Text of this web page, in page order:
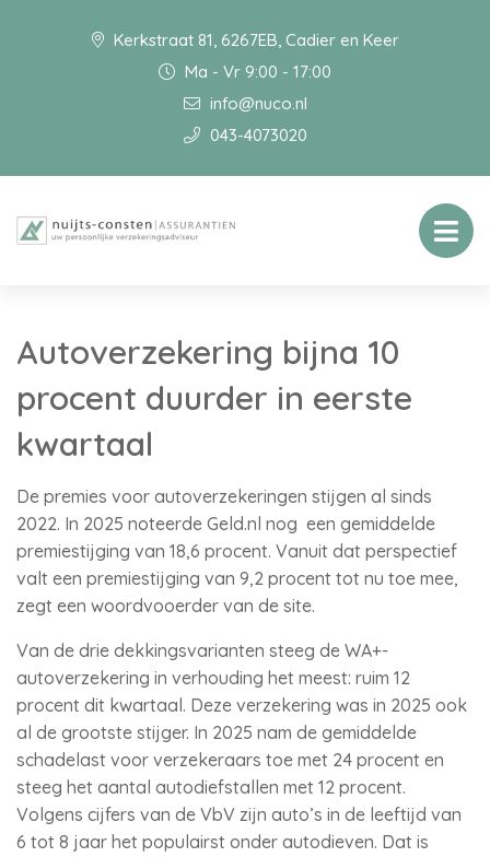
Kerkstraat 81, 6267EB, Cadier en Keer
Ma - Vr 9:00 - 17:00
info@nuco.nl
043-4073020
Autoverzekering bijna 10
procent duurder in eerste
kwartaal
De premies voor autoverzekeringen stijgen al sinds
2022. In 2025 noteerde Geld.nl nog een gemiddelde
premiestijging van 18,6 procent. Vanuit dat perspectief
valt een premiestijging van 9,2 procent tot nu toe mee,
zegt een woordvooerder van de site.
Van de drie dekkingsvarianten steeg de WA+-
autoverzekering in verhouding het meest: ruim 12
procent dit kwartaal. Deze verzekering was in 2025 ook
al de grootste stijger. In 2025 nam de gemiddelde
schadelast voor verzekeraars toe met 24 procent en
steeg het aantal autodiefstallen met 12 procent.
Volgens cijfers van de VbV zijn auto’s in de leeftijd van
6 tot 8 jaar het populairst onder autodieven. Dat is